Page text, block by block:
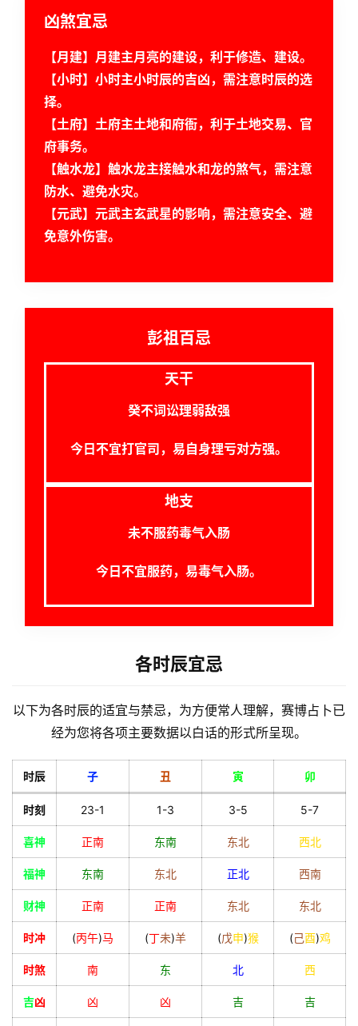
理
登录 注册
凶煞宜忌
【月建】月建主月亮的建设，利于修造、建设。
【小时】小时主小时辰的吉凶，需注意时辰的选
择。
【土府】土府主土地和府衙，利于土地交易、官
府事务。
【触水龙】触水龙主接触水和龙的煞气，需注意
防水、避免水灾。
【元武】元武主玄武星的影响，需注意安全、避
免意外伤害。
彭祖百忌
天干
癸不词讼理弱敌强
今日不宜打官司，易自身理亏对方强。
地支
未不服药毒气入肠
今日不宜服药，易毒气入肠。
各时辰宜忌
以下为各时辰的适宜与禁忌，为方便常人理解，赛博占卜已
经为您将各项主要数据以白话的形式所呈现。
时辰 子 丑 寅 卯
时刻 23-1 1-3 3-5 5-7
喜神 正南 东南 东北 西北
福神 东南 东北 正北 西南
财神 正南 正南 东北 东北
时冲 (丙午)马 (丁未)羊 (戊申)猴 (己酉)鸡
时煞 南 东 北 西
吉凶 凶 凶 吉 吉